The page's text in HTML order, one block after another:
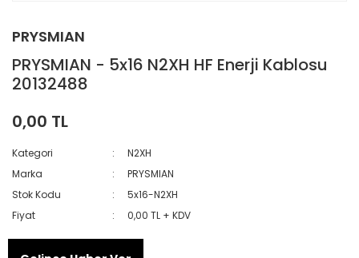
PRYSMIAN
PRYSMIAN - 5x16 N2XH HF Enerji Kablosu
20132488
0,00 TL
Kategori
N2XH
Marka
PRYSMIAN
Stok Kodu
5x16-N2XH
Fiyat
0,00 TL + KDV